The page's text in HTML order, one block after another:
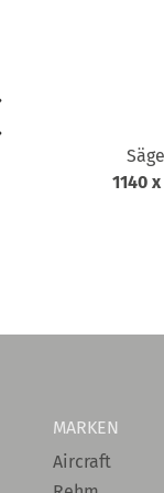
1140
MARKEN
Aircraft